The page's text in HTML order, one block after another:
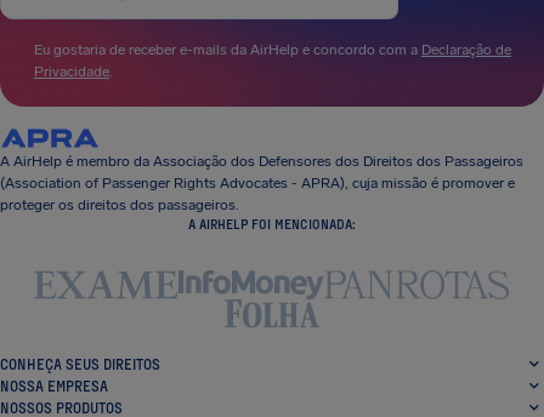
Eu gostaria de receber e-mails da AirHelp e concordo com a Declaração de
Privacidade.
A AirHelp é membro da Associação dos Defensores dos Direitos dos Passageiros
(Association of Passenger Rights Advocates - APRA), cuja missão é promover e
proteger os direitos dos passageiros.
A AIRHELP FOI MENCIONADA:
CONHEÇA SEUS DIREITOS
NOSSA EMPRESA
NOSSOS PRODUTOS